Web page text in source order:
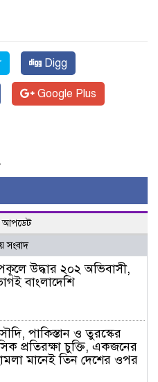
Digg
Google Plus
আপডেট
সংবাদ
উদ্ধার ২০২ অভিবাসী,
বাংলাদেশি
পাকিস্তান ও তুরস্কের
প্রতিরক্ষা চুক্তি, একজনের
মানেই তিন দেশের ওপর